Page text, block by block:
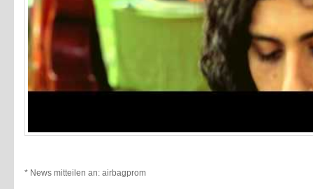
* News mitteilen an: airbagpromo@gmail.com *